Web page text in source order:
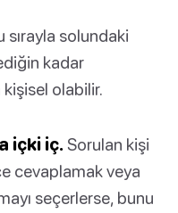
sırayla solundaki
kadar
olabilir.
içki iç. Sorulan kişi
cevaplamak veya
seçerlerse, bunu